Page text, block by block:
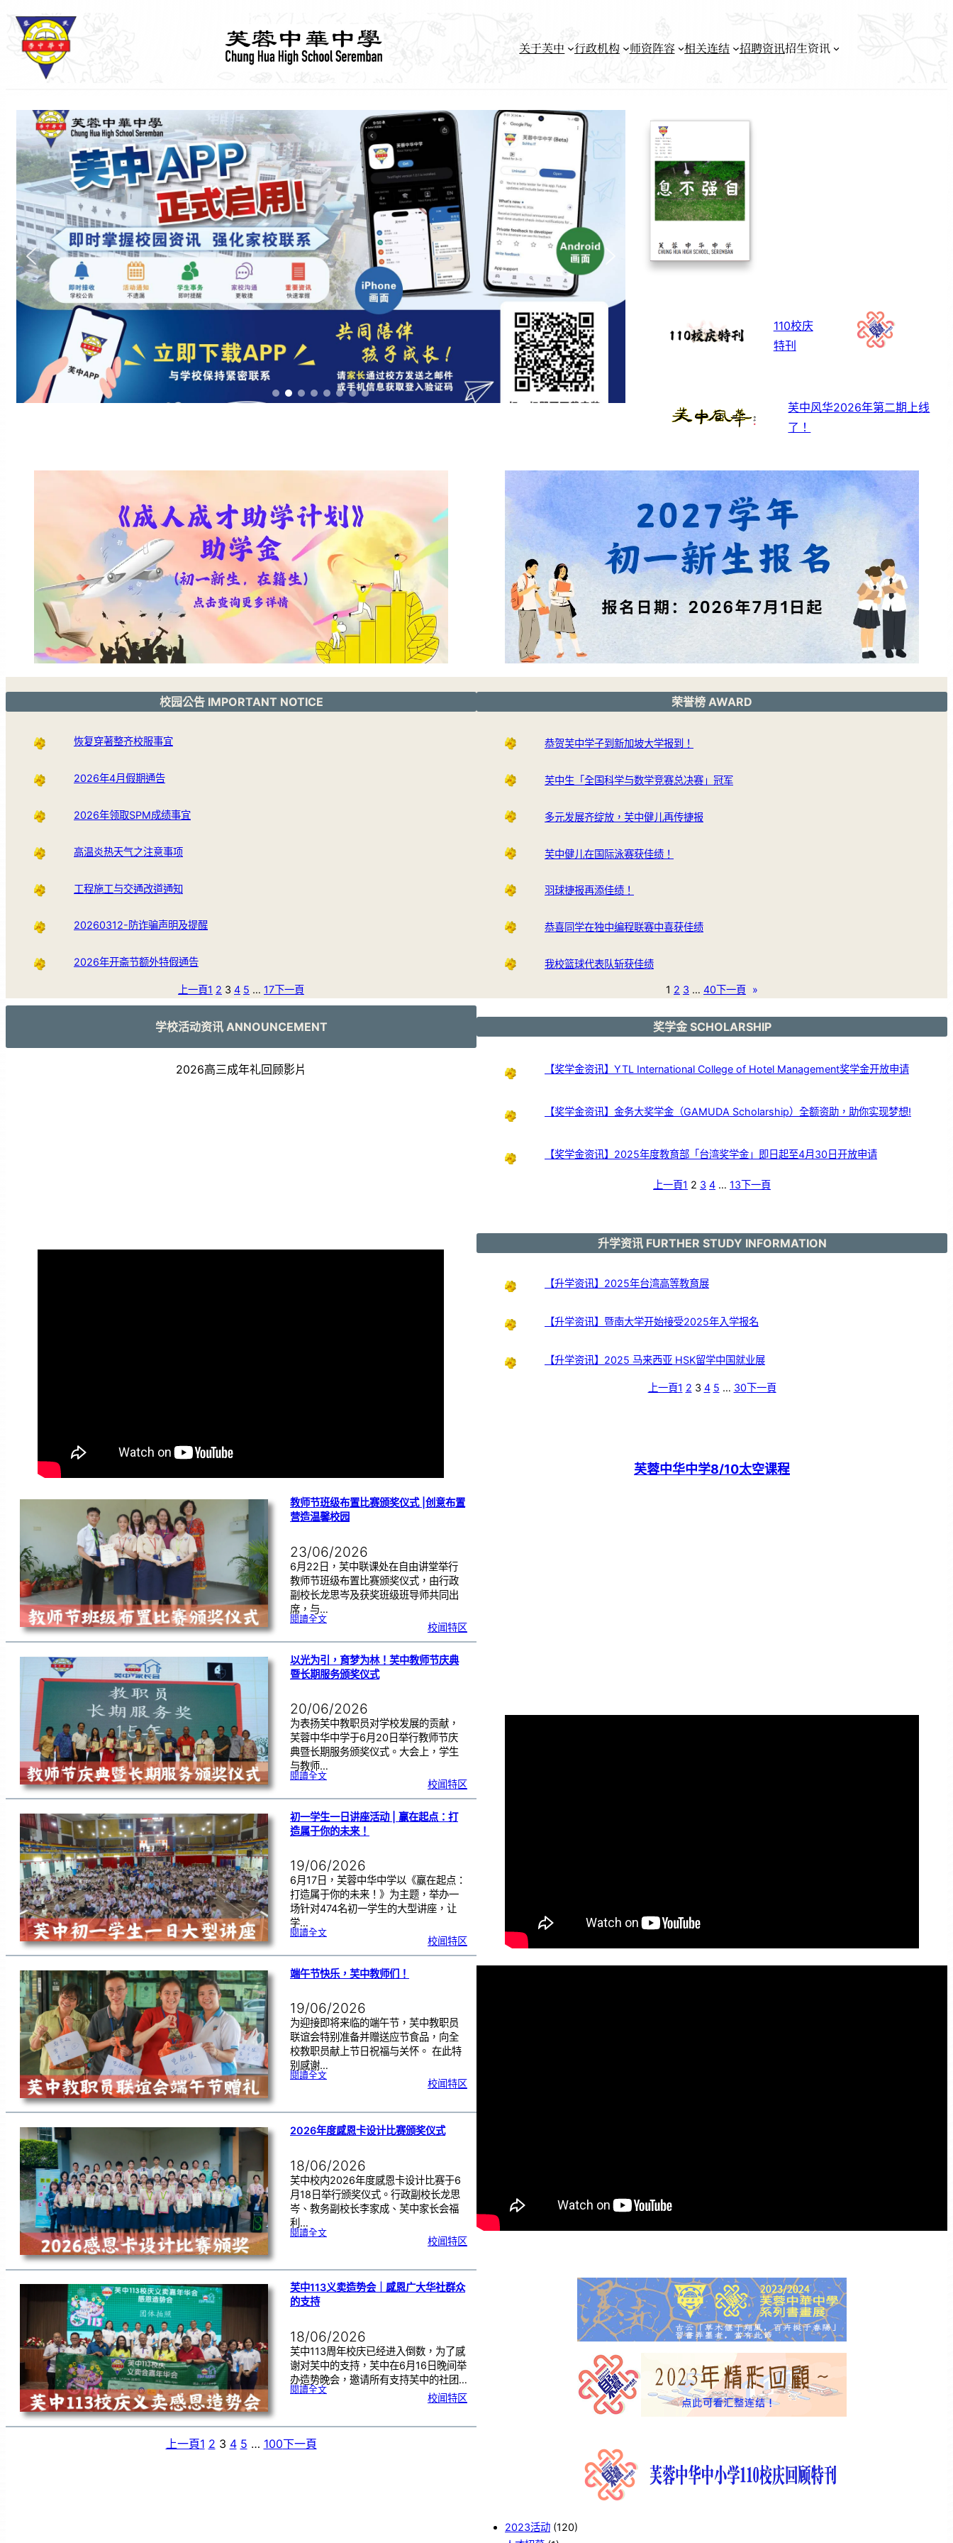
关于芙中 行政机构 师资阵容 相关连结 招聘资讯招生资讯
110校庆
特刊
芙中风华2026年第二期上线
了！
校园公告 IMPORTANT NOTICE
恢复穿著整齐校服事宜
2026年4月假期通告
2026年领取SPM成绩事宜
高温炎热天气之注意事项
工程施工与交通改道通知
20260312-防诈骗声明及提醒
2026年开斋节额外特假通告
上一頁1 2 3 4 5 … 17下一頁
荣誉榜 AWARD
恭贺芙中学子到新加坡大学报到！
芙中生「全国科学与数学竞赛总决赛」冠军
多元发展齐绽放，芙中健儿再传捷报
芙中健儿在国际泳赛获佳绩！
羽球捷报再添佳绩！
恭喜同学在独中编程联赛中喜获佳绩
我校篮球代表队斩获佳绩
1 2 3 … 40下一頁 »
学校活动资讯 ANNOUNCEMENT
2026高三成年礼回顾影片
教师节班级布置比赛颁奖仪式 |创意布置
营造温馨校园
23/06/2026
6月22日，芙中联课处在自由讲堂举行
教师节班级布置比赛颁奖仪式，由行政
副校长龙思岑及获奖班级班导师共同出
席，与…
閱讀全文:教
级
置比
赛
颁
奖
仪
式
布
置
营
造
温
馨
校
园
校闻特区
以光为引，育梦为林！芙中教师节庆典
暨长期服务颁奖仪式
20/06/2026
为表扬芙中教职员对学校发展的贡献，
芙蓉中华中学于6月20日举行教师节庆
典暨长期服务颁奖仪式。大会上，学生
与教师…
閱讀全文:以
，
为
林
！
芙
中
教
典
暨
长
期服
务
颁
奖
仪
式
校闻特区
初一学生一日讲座活动 | 赢在起点：打
造属于你的未来！
19/06/2026
6月17日，芙蓉中华中学以《赢在起点：
打造属于你的未来！》为主题，举办一
场针对474名初一学生的大型讲座，让
学…
閱讀全文:初
一
讲
座
活
动
起
点
：
打
造
属
于
你
的
未
来
！
校闻特区
端午节快乐，芙中教师们！
19/06/2026
为迎接即将来临的端午节，芙中教职员
联谊会特别准备并赠送应节食品，向全
校教职员献上节日祝福与关怀。 在此特
别感谢…
閱讀全文:端
芙
中
师
们
！
校闻特区
2026年度感恩卡设计比赛颁奖仪式
18/06/2026
芙中校内2026年度感恩卡设计比赛于6
月18日举行颁奖仪式。行政副校长龙思
岑、教务副校长李家成、芙中家长会福
利…
閱讀全文:2
恩
设
计
比
赛
校闻特区
芙中113义卖造势会｜感恩广大华社群众
的支持
18/06/2026
芙中113周年校庆已经进入倒数，为了感
谢对芙中的支持，芙中在6月16日晚间举
办造势晚会，邀请所有支持芙中的社团…
閱讀全文:芙
造
校闻特区
上一頁1 2 3 4 5 … 100下一頁
奖学金 SCHOLARSHIP
【奖学金资讯】YTL International College of Hotel Management奖学金开放申请
【奖学金资讯】金务大奖学金（GAMUDA Scholarship）全额资助，助你实现梦想!
【奖学金资讯】2025年度教育部「台湾奖学金」即日起至4月30日开放申请
上一頁1 2 3 4 … 13下一頁
升学资讯 FURTHER STUDY INFORMATION
【升学资讯】2025年台湾高等教育展
【升学资讯】暨南大学开始接受2025年入学报名
【升学资讯】2025 马来西亚 HSK留学中国就业展
上一頁1 2 3 4 5 … 30下一頁
芙蓉中华中学8/10太空课程
2023活动 (120)